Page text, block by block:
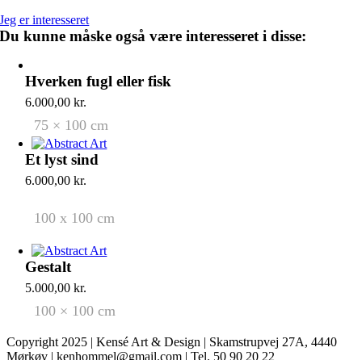
Jeg er interesseret
Du kunne måske også være interesseret i disse:
Hverken fugl eller fisk
6.000,00kr.
75 × 100 cm
Et lyst sind
6.000,00kr.
100 x 100 cm
Gestalt
5.000,00kr.
100 × 100 cm
Copyright 2025 | Kensé Art & Design | Skamstrupvej 27A, 4440
Mørkøv | kenhommel@gmail.com | Tel. 50 90 20 22